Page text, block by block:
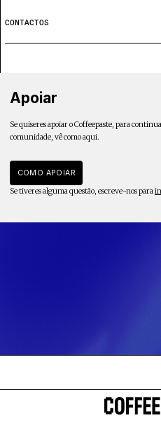
Estatuto Editorial
Mantém viva a cultura independente — apoia
CONTACTOS
Apoiar
Se quiseres apoiar o Coffeepaste, para
comunidade, vê como aqui.
COMO APOIAR
Se tiveres alguma questão, escreve-nos para